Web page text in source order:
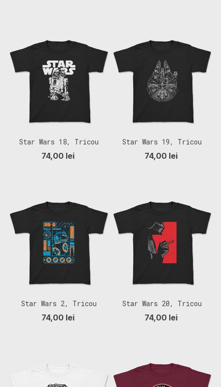
Star Wars 18, Tricou
Copii
74,00 lei
Star Wars 19, Tricou
Copii
74,00 lei
Star Wars 2, Tricou
Copii
74,00 lei
Star Wars 20, Tricou
Copii
74,00 lei